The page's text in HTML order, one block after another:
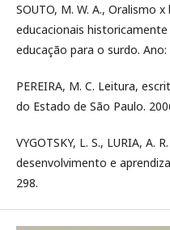
SOUTO, M. W. A., Oralismo
educacionais
educação para o surdo. Ano:
PEREIRA, M. C. Leitura,
do Estado de São Paulo.
VYGOTSKY, L. S., LURIA, A.
desenvolvimento e
298.